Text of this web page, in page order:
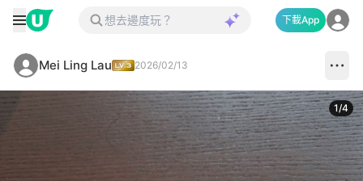
下載App
Mei Ling Lau 2026/02/13
1/4